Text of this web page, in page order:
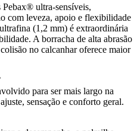
Pebax® ultra-sensíveis,
com leveza, apoio e flexibilidade
(1,2 mm) é extraordinária
A borracha de alta abrasão
no calcanhar oferece maior
para ser mais largo na
sensação e conforto geral.